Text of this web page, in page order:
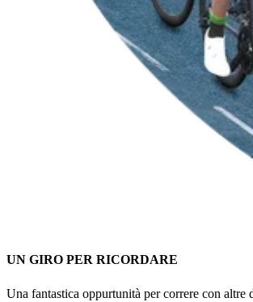
UN GIRO PER RICORDARE
Una fantastica oppurtunità per correre con altre